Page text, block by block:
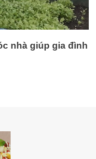
nhà giúp gia đình